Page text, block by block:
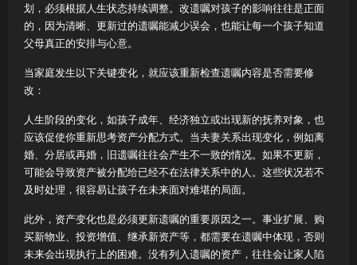
划，必须根据人生状态持续调整。改遗嘱对孩子的影响往往是正面
的，因为清晰、更新过的遗嘱能减少误会，也能让每一个孩子知道
父母真正的安排与心意。
当家庭发生以下关键变化，就应该重新检查遗嘱内容是否需要修
改：
人生阶段的变化，如孩子成年、经济独立或出现新的抚养对象，也
应该促使你重新思考资产分配方式。当夫妻关系出现变化，例如离
婚、分居或再婚，旧遗嘱往往会产生不一致的情况。如果不更新，
可能会导致资产被分配给已经不在法律关系中的人。这些状况若不
及时处理，很容易让孩子在未来面对难堪的局面。
此外，资产变化也是必须更新遗嘱的重要原因之一。事业扩展、购
买新物业、投资增值、继承新资产等，都需要在遗嘱中体现，否则
未来会出现执行上的困难。没有列入遗嘱的资产，往往会让家人陷